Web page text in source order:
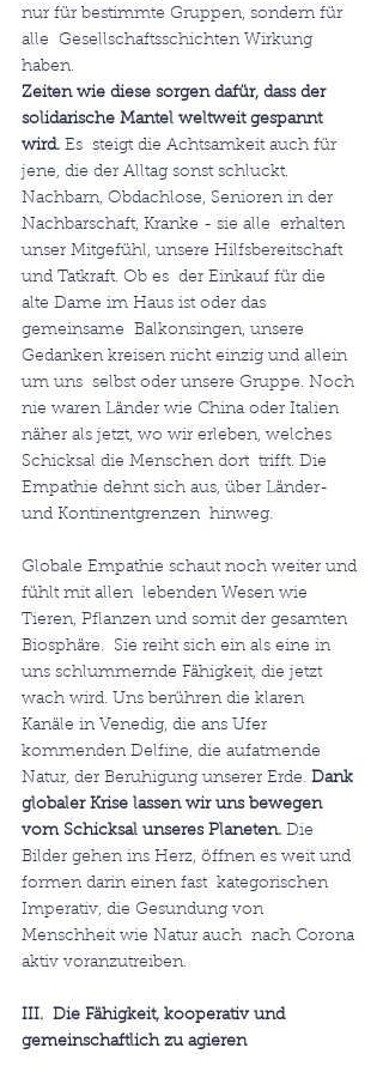
nur für bestimmte Gruppen, sondern für
alle  Gesellschaftsschichten Wirkung
haben.
Zeiten wie diese sorgen dafür, dass der
solidarische Mantel weltweit gespannt
wird. Es  steigt die Achtsamkeit auch für
jene, die der Alltag sonst schluckt.
Nachbarn, Obdachlose, Senioren in der
Nachbarschaft, Kranke - sie alle  erhalten
unser Mitgefühl, unsere Hilfsbereitschaft
und Tatkraft. Ob es  der Einkauf für die
alte Dame im Haus ist oder das
gemeinsame  Balkonsingen, unsere
Gedanken kreisen nicht einzig und allein
um uns  selbst oder unsere Gruppe. Noch
nie waren Länder wie China oder Italien
näher als jetzt, wo wir erleben, welches
Schicksal die Menschen dort  trifft. Die
Empathie dehnt sich aus, über Länder-
und Kontinentgrenzen  hinweg.
Globale Empathie schaut noch weiter und
fühlt mit allen  lebenden Wesen wie
Tieren, Pflanzen und somit der gesamten
Biosphäre.  Sie reiht sich ein als eine in
uns schlummernde Fähigkeit, die jetzt
wach wird. Uns berühren die klaren
Kanäle in Venedig, die ans Ufer
kommenden Delfine, die aufatmende
Natur, der Beruhigung unserer Erde. Dank
globaler Krise lassen wir uns bewegen
vom Schicksal unseres Planeten. Die
Bilder gehen ins Herz, öffnen es weit und
formen darin einen fast  kategorischen
Imperativ, die Gesundung von
Menschheit wie Natur auch  nach Corona
aktiv voranzutreiben.
III.  Die Fähigkeit, kooperativ und
gemeinschaftlich zu agieren